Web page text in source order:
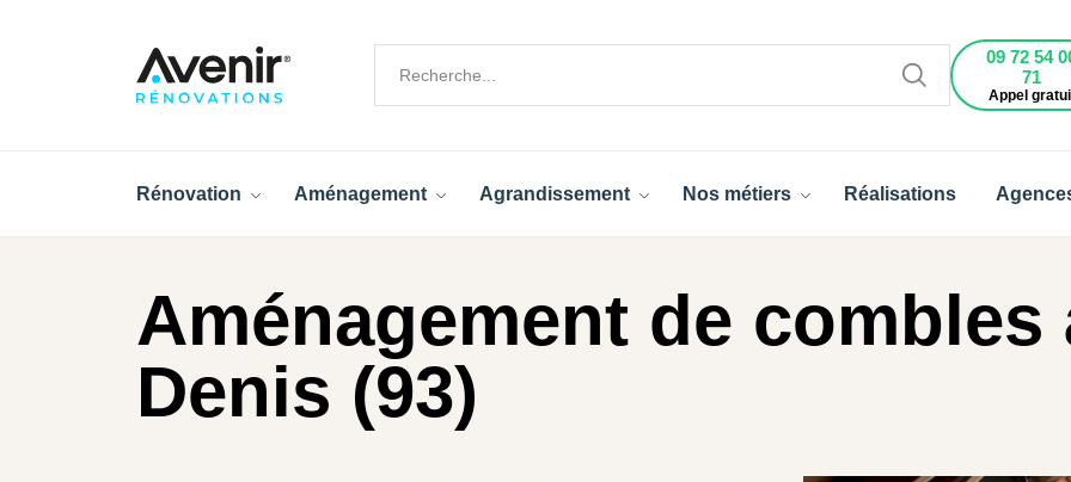
09 72 54
71
Appel
Rénovation Aménagement Agrandissement Nos métiers Réalisations
Aménagement de combles
Denis (93)